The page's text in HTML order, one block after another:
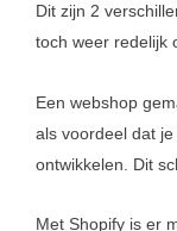
Dit zijn 2
toch weer redelijk
Een webshop
als voordeel dat
ontwikkelen. Dit
Met Shopify is er